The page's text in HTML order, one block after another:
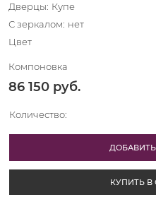
Дверцы: Купе
С зеркалом: нет
Цвет
Компоновка
86 150 руб.
Количество:
КУПИТЬ